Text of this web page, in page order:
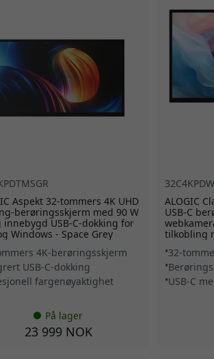
Aspekt 32-tommers 4K UHD
berøringsskjerm med 90 W
innebygd USB-C-dokking for
Windows - Space Grey
4K-berøringsskjerm
USB-C-dokking
fargenøyaktighet
På lager
23 999 NOK
ALOGIC
USB-C
tilkobling
32-
USB-C